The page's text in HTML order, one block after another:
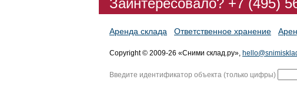
Заинтересовало? +7 (495)
Аренда склада Ответственное хранение
Copyright © 2009-26 «Сними склад.ру»,
Введите идентификатор объекта (только цифры)